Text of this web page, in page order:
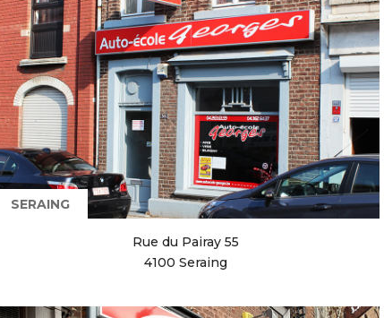
SERAING
Rue du Pairay 55
4100 Seraing